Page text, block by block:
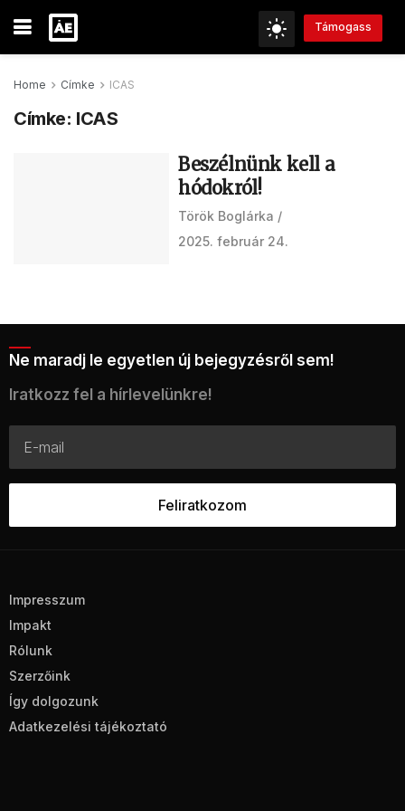
Támogass
Home Címke ICAS
Címke: ICAS
Beszélnünk kell a
hódokról!
Török Boglárka
2025. február 24.
Ne maradj le egyetlen új bejegyzésről sem!
Iratkozz fel a hírlevelünkre!
Impresszum
Impakt
Rólunk
Szerzőink
Így dolgozunk
Adatkezelési tájékoztató